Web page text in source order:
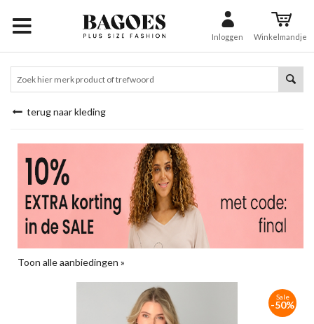
Inloggen Winkelmandje
terug naar kleding
Toon alle aanbiedingen »
Sale
-50%